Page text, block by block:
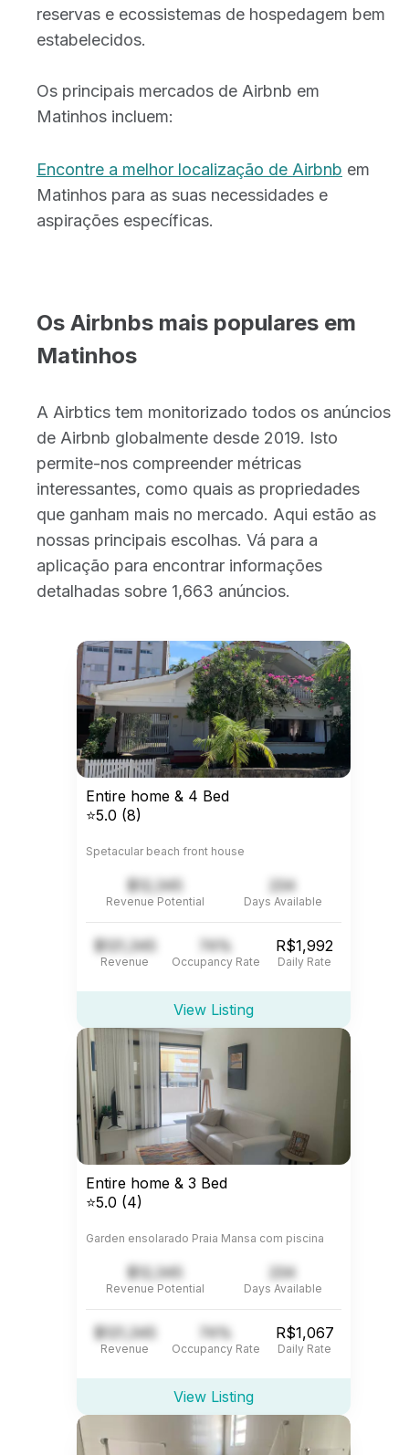
reservas e ecossistemas de hospedagem bem
estabelecidos.
Os principais mercados de Airbnb em
Matinhos incluem:
Encontre a melhor localização de Airbnb em
Matinhos para as suas necessidades e
aspirações específicas.
Os Airbnbs mais populares em
Matinhos
A Airbtics tem monitorizado todos os anúncios
de Airbnb globalmente desde 2019. Isto
permite-nos compreender métricas
interessantes, como quais as propriedades
que ganham mais no mercado. Aqui estão as
nossas principais escolhas. Vá para a
aplicação para encontrar informações
detalhadas sobre 1,663 anúncios.
Entire home & 4 Bed
⭐5.0 (8)
Spetacular beach front house
$12,345
Revenue Potential
234
Days Available
$121,345
Revenue
74%
Occupancy Rate
R$1,992
Daily Rate
View Listing
Entire home & 3 Bed
⭐5.0 (4)
Garden ensolarado Praia Mansa com piscina
$12,345
Revenue Potential
234
Days Available
$121,345
Revenue
74%
Occupancy Rate
R$1,067
Daily Rate
View Listing